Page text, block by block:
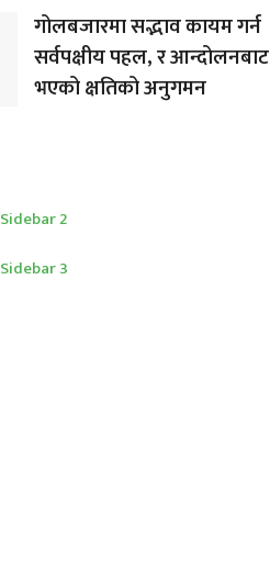
गोलबजारमा सद्भाव कायम गर्न
सर्वपक्षीय पहल, र आन्दोलनबाट
भएको क्षतिको अनुगमन